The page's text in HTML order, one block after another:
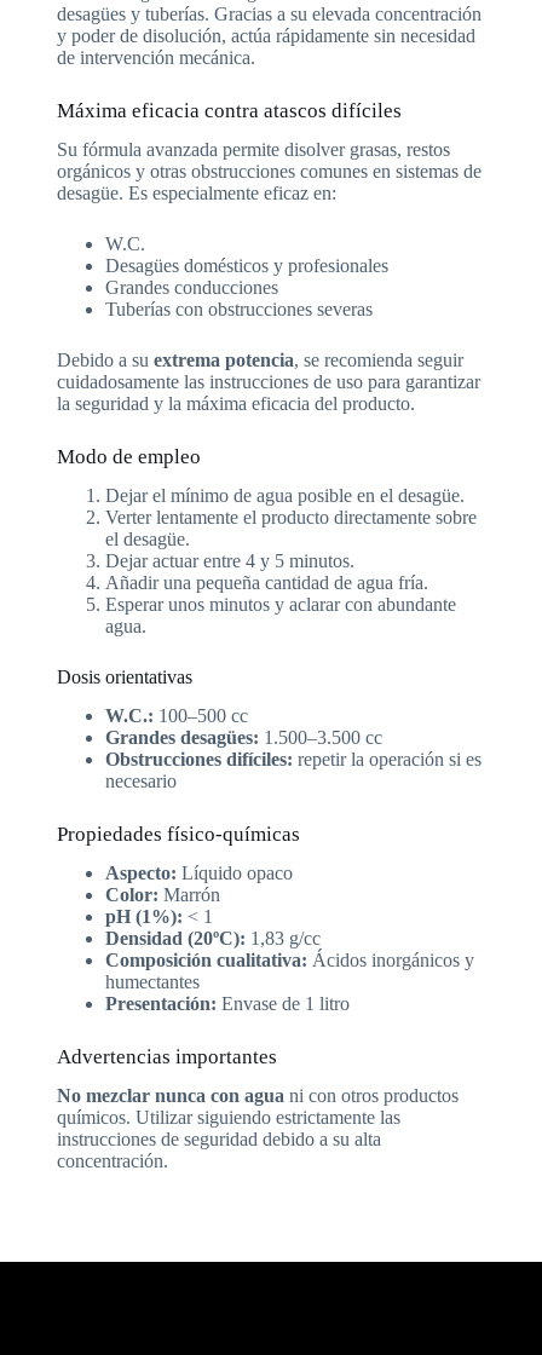
desagües y tuberías. Gracias a su elevada concentración
y poder de disolución, actúa rápidamente sin necesidad
de intervención mecánica.
Máxima eficacia contra atascos difíciles
Su fórmula avanzada permite disolver grasas, restos
orgánicos y otras obstrucciones comunes en sistemas de
desagüe. Es especialmente eficaz en:
W.C.
Desagües domésticos y profesionales
Grandes conducciones
Tuberías con obstrucciones severas
Debido a su extrema potencia, se recomienda seguir
cuidadosamente las instrucciones de uso para garantizar
la seguridad y la máxima eficacia del producto.
Modo de empleo
Dejar el mínimo de agua posible en el desagüe.
Verter lentamente el producto directamente sobre
el desagüe.
Dejar actuar entre 4 y 5 minutos.
Añadir una pequeña cantidad de agua fría.
Esperar unos minutos y aclarar con abundante
agua.
Dosis orientativas
W.C.: 100–500 cc
Grandes desagües: 1.500–3.500 cc
Obstrucciones difíciles: repetir la operación si es
necesario
Propiedades físico-químicas
Aspecto: Líquido opaco
Color: Marrón
pH (1%): < 1
Densidad (20ºC): 1,83 g/cc
Composición cualitativa: Ácidos inorgánicos y
humectantes
Presentación: Envase de 1 litro
Advertencias importantes
No mezclar nunca con agua ni con otros productos
químicos. Utilizar siguiendo estrictamente las
instrucciones de seguridad debido a su alta
concentración.